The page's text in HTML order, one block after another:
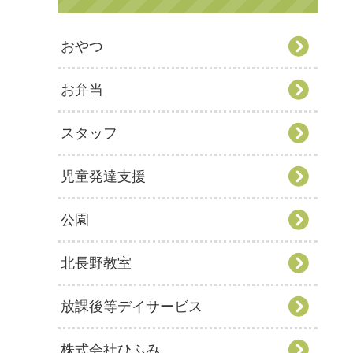
おやつ
お弁当
スタッフ
児童発達支援
公園
北長野教室
放課後等デイサービス
株式会社ひふみ